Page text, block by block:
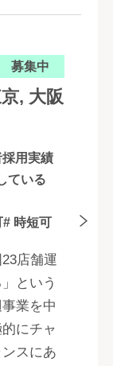
募集中
, 大阪
用実績
ている
# 時短可
店舗運
という
業を中
にチャ
スにあ